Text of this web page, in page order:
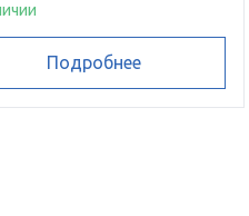
Подробнее